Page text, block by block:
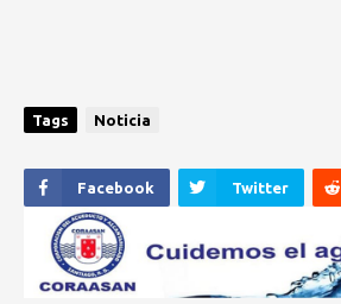
Tags Noticia
Facebook Twitter